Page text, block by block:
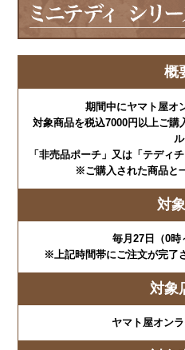
概
期間中にヤマト屋オ
対象商品を税込7000円以上ご購
ル
「非売品ポーチ」又は「テディ
※ご購入された商品と
対
毎月27日（0時
※上記時間帯にご注文が完了
対象
ヤマト屋オン